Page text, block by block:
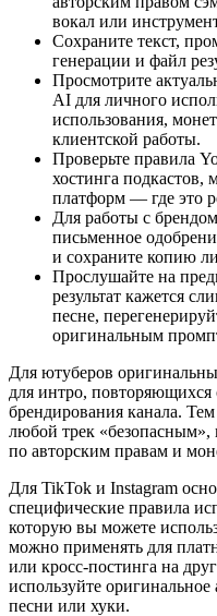
вокал или
Сохраните текст,
генерации и файл
Просмотрите
AI для личного
использования,
клиентской работы.
Проверьте правила
хостинга подкастов,
платформ — где это
Для работы с
письменное
и сохраните копию
Прослушайте на
результат кажется
песне,
оригинальным
Для ютуберов
для интро, повторяющихся
брендирования канала.
любой трек «безопасным»,
по авторским правам и
Для TikTok и Instagram
специфические правила
которую вы можете
можно применять для
или кросс-постинга на
используйте
песни или хуки.